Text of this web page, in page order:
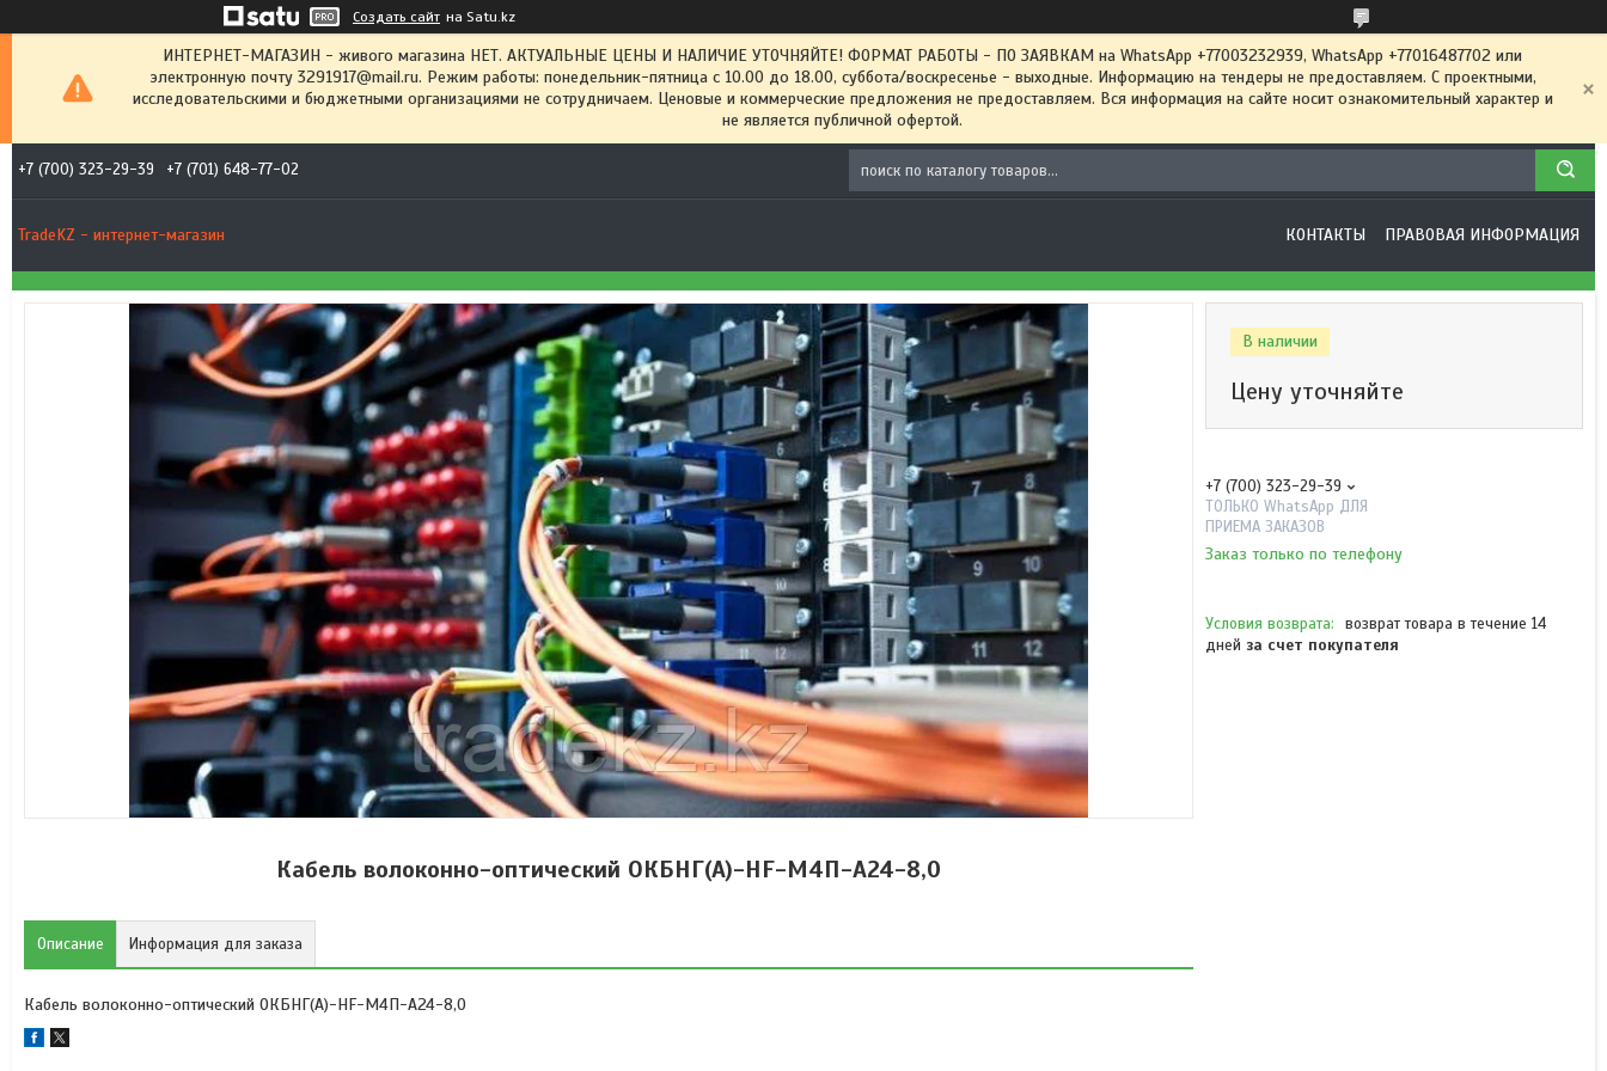
Создать сайт на Satu.kz
ИНТЕРНЕТ-МАГАЗИН - живого магазина НЕТ. АКТУАЛЬНЫЕ ЦЕНЫ И НАЛИЧИЕ УТОЧНЯЙТЕ! ФОРМАТ РАБОТЫ - ПО ЗАЯВКАМ на WhatsApp +77003232939, WhatsApp +77016487702 или
электронную почту 3291917@mail.ru. Режим работы: понедельник-пятница с 10.00 до 18.00, суббота/воскресенье - выходные. Информацию на тендеры не предоставляем. С проектными,
исследовательскими и бюджетными организациями не сотрудничаем. Ценовые и коммерческие предложения не предоставляем. Вся информация на сайте носит ознакомительный характер и
не является публичной офертой.
+7 (700) 323-29-39 +7 (701) 648-77-02
TradeKZ - интернет-магазин КОНТАКТЫ ПРАВОВАЯ ИНФОРМАЦИЯ
Кабель волоконно-оптический ОКБНГ(А)-HF-М4П-А24-8,0
Описание Информация для заказа
Кабель волоконно-оптический ОКБНГ(А)-HF-М4П-А24-8,0
В наличии
Цену уточняйте
+7 (700) 323-29-39
ТОЛЬКО WhatsApp ДЛЯ
ПРИЕМА ЗАКАЗОВ
Заказ только по телефону
возврат товара в течение 14
дней за счет покупателя